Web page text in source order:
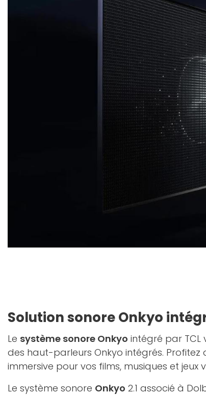
Solution sonore Onkyo
Le système sonore Onkyo intégré par TCL
des haut-parleurs Onkyo intégrés. Profitez
immersive pour vos films, musiques et jeux
Le système sonore Onkyo 2.1 associé à